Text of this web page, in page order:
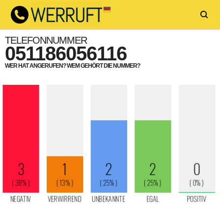
TELEFONNUMMER
051186056116
WER HAT ANGERUFEN? WEM GEHÖRT DIE NUMMER?